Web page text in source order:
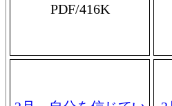
PDF/416K